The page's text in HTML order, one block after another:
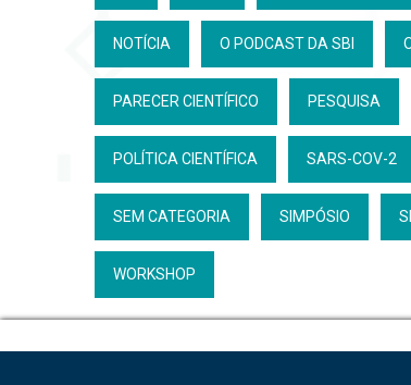
NOTÍCIA O PODCAST DA SBI
PARECER CIENTÍFICO PESQUISA
POLÍTICA CIENTÍFICA SARS-COV-2
SEM CATEGORIA SIMPÓSIO
WORKSHOP